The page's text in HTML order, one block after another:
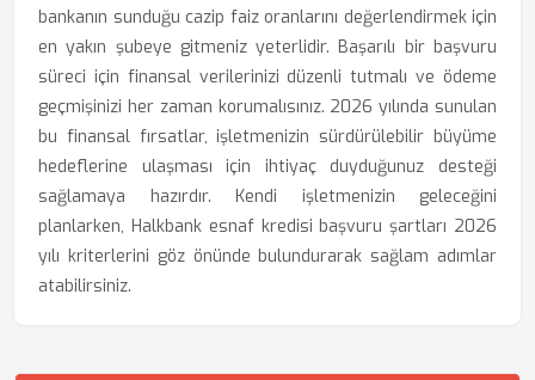
bankanın sunduğu cazip faiz oranlarını değerlendirmek için
en yakın şubeye gitmeniz yeterlidir. Başarılı bir başvuru
süreci için finansal verilerinizi düzenli tutmalı ve ödeme
geçmişinizi her zaman korumalısınız. 2026 yılında sunulan
bu finansal fırsatlar, işletmenizin sürdürülebilir büyüme
hedeflerine ulaşması için ihtiyaç duyduğunuz desteği
sağlamaya hazırdır. Kendi işletmenizin geleceğini
planlarken, Halkbank esnaf kredisi başvuru şartları 2026
yılı kriterlerini göz önünde bulundurarak sağlam adımlar
atabilirsiniz.